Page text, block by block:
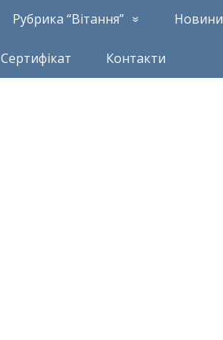
Рубрика “Вітання” Новини
Сертифікат Контакти